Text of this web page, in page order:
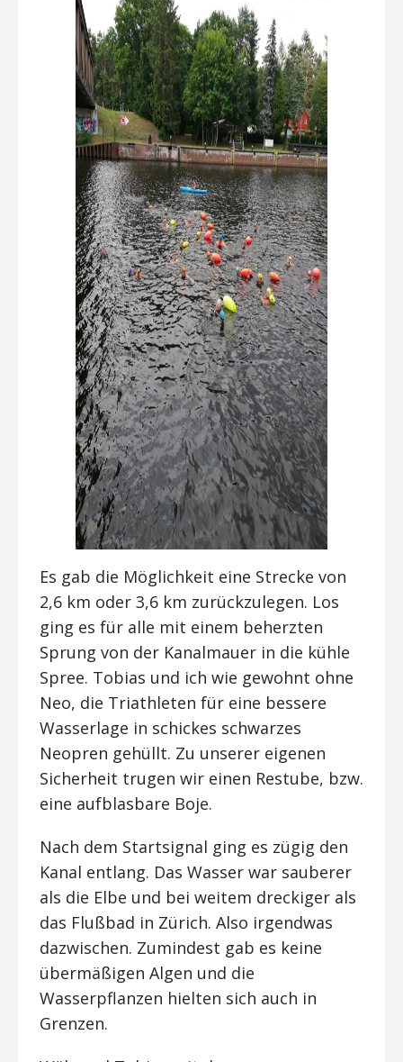
Es gab die Möglichkeit eine Strecke von
2,6 km oder 3,6 km zurückzulegen. Los
ging es für alle mit einem beherzten
Sprung von der Kanalmauer in die kühle
Spree. Tobias und ich wie gewohnt ohne
Neo, die Triathleten für eine bessere
Wasserlage in schickes schwarzes
Neopren gehüllt. Zu unserer eigenen
Sicherheit trugen wir einen Restube, bzw.
eine aufblasbare Boje.
Nach dem Startsignal ging es zügig den
Kanal entlang. Das Wasser war sauberer
als die Elbe und bei weitem dreckiger als
das Flußbad in Zürich. Also irgendwas
dazwischen. Zumindest gab es keine
übermäßigen Algen und die
Wasserpflanzen hielten sich auch in
Grenzen.